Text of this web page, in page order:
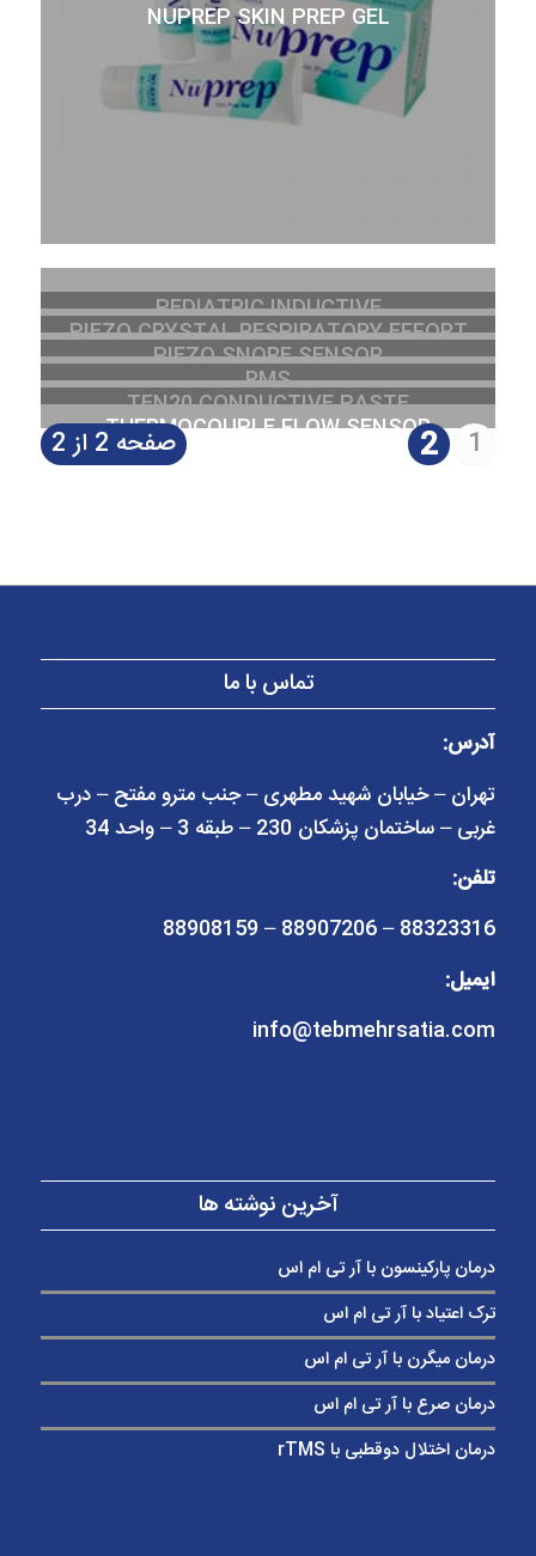
NUPREP SKIN PREP GEL
PEDIATRIC INDUCTIVE
PLETHYSMOGRAPHY BELT
PIEZO CRYSTAL RESPIRATORY EFFORT
SENSOR
PIEZO SNORE SENSOR
RMS
TEN20 CONDUCTIVE PASTE
THERMOCOUPLE FLOW SENSOR
صفحه 2 از 2 1
2
تماس با ما
آدرس:
تهران – خیابان شهید مطهری – جنب مترو مفتح – درب
غربی – ساختمان پزشکان 230 – طبقه 3 – واحد 34
تلفن:
88323316 – 88907206 – 88908159
ایمیل:
info@tebmehrsatia.com
آخرین نوشته ها
درمان پارکینسون با آر تی ام اس
ترک اعتیاد با آر تی ام اس
درمان میگرن با آر تی ام اس
درمان صرع با آر تی ام اس
درمان اختلال دوقطبی با rTMS